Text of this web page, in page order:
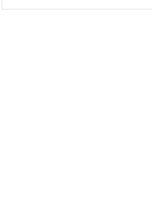
响；<&list>3.稳定器的转向胶套